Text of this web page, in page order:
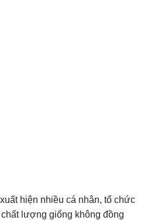
hiện nhiều cá nhân, tổ chức
lượng giống không đồng